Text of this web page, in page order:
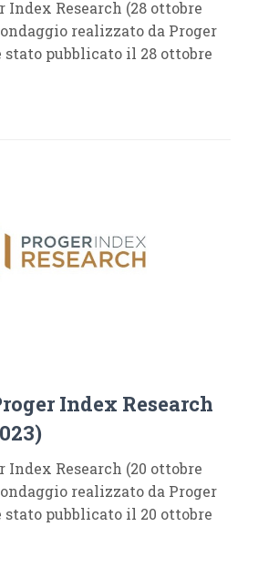
Index Research (28 ottobre
realizzato da Proger
stato pubblicato il 28 ottobre
Index Research
Index Research (20 ottobre
realizzato da Proger
stato pubblicato il 20 ottobre